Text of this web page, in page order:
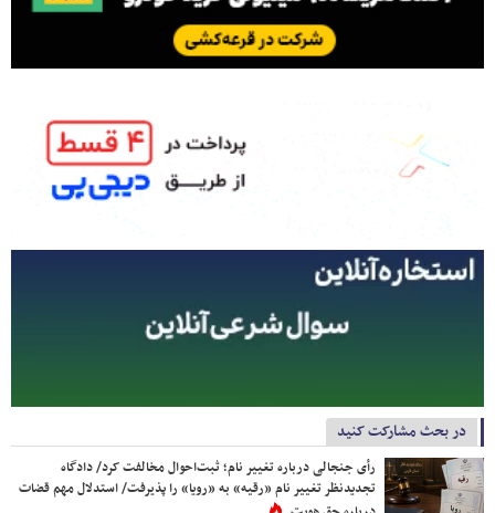
در بحث مشارکت کنید
رأی جنجالی درباره تغییر نام؛ ثبت‌احوال مخالفت کرد/ دادگاه
تجدیدنظر تغییر نام «رقیه» به «رویا» را پذیرفت/ استدلال مهم قضات